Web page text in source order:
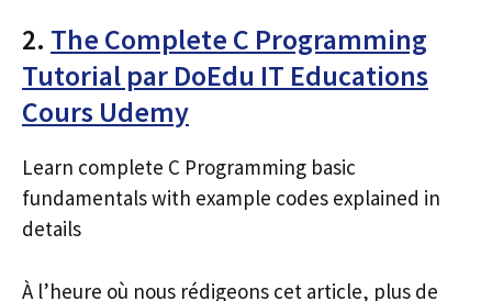
2. The Complete C Programming
Tutorial par DoEdu IT Educations
Cours Udemy
Learn complete C Programming basic
fundamentals with example codes explained in
details
À l’heure où nous rédigeons cet article, plus de